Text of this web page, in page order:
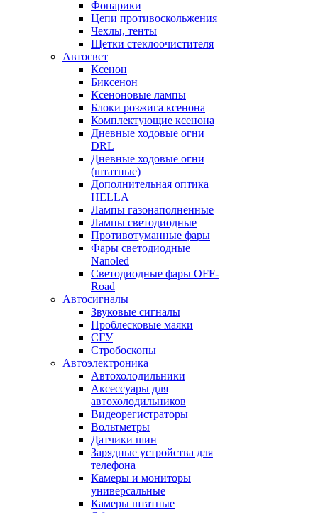
Фонарики
Цепи противоскольжения
Чехлы, тенты
Щетки стеклоочистителя
Автосвет
Ксенон
Биксенон
Ксеноновые лампы
Блоки розжига ксенона
Комплектующие ксенона
Дневные ходовые огни
DRL
Дневные ходовые огни
(штатные)
Дополнительная оптика
HELLA
Лампы газонаполненные
Лампы светодиодные
Противотуманные фары
Фары светодиодные
Nanoled
Светодиодные фары OFF-
Road
Автосигналы
Звуковые сигналы
Проблесковые маяки
СГУ
Стробоскопы
Автоэлектроника
Автохолодильники
Аксессуары для
автохолодильников
Видеорегистраторы
Вольтметры
Датчики шин
Зарядные устройства для
телефона
Камеры и мониторы
универсальные
Камеры штатные